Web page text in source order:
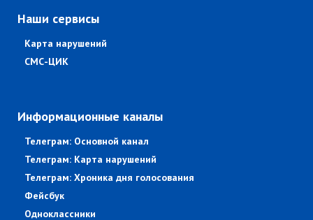
Наши сервисы
Карта нарушений
СМС-ЦИК
Информационные каналы
Телеграм: Основной канал
Телеграм: Карта нарушений
Телеграм: Хроника дня голосования
Фейсбук
Одноклассники